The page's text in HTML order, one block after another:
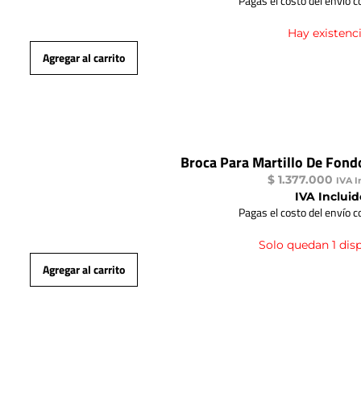
Hay
Agregar al carrito
Broca Para Martillo De
$ 1.377.000 IVA
IVA
Pagas el costo del envío
Solo quedan 1
Agregar al carrito